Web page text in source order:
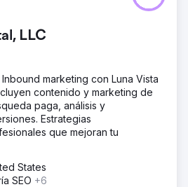
LLC
marketing con Luna Vista
contenido y marketing de
paga, análisis y
Estrategias
que mejoran tu
States
SEO +6